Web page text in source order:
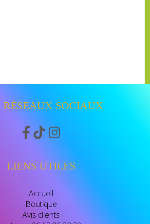
RÉSEAUX SOCIAUX
  
LIENS UTILES
Accueil
Boutique
Avis clients